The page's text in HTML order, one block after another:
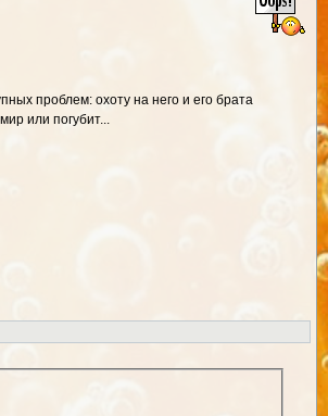
проблем: охоту на него и его брата
или погубит...